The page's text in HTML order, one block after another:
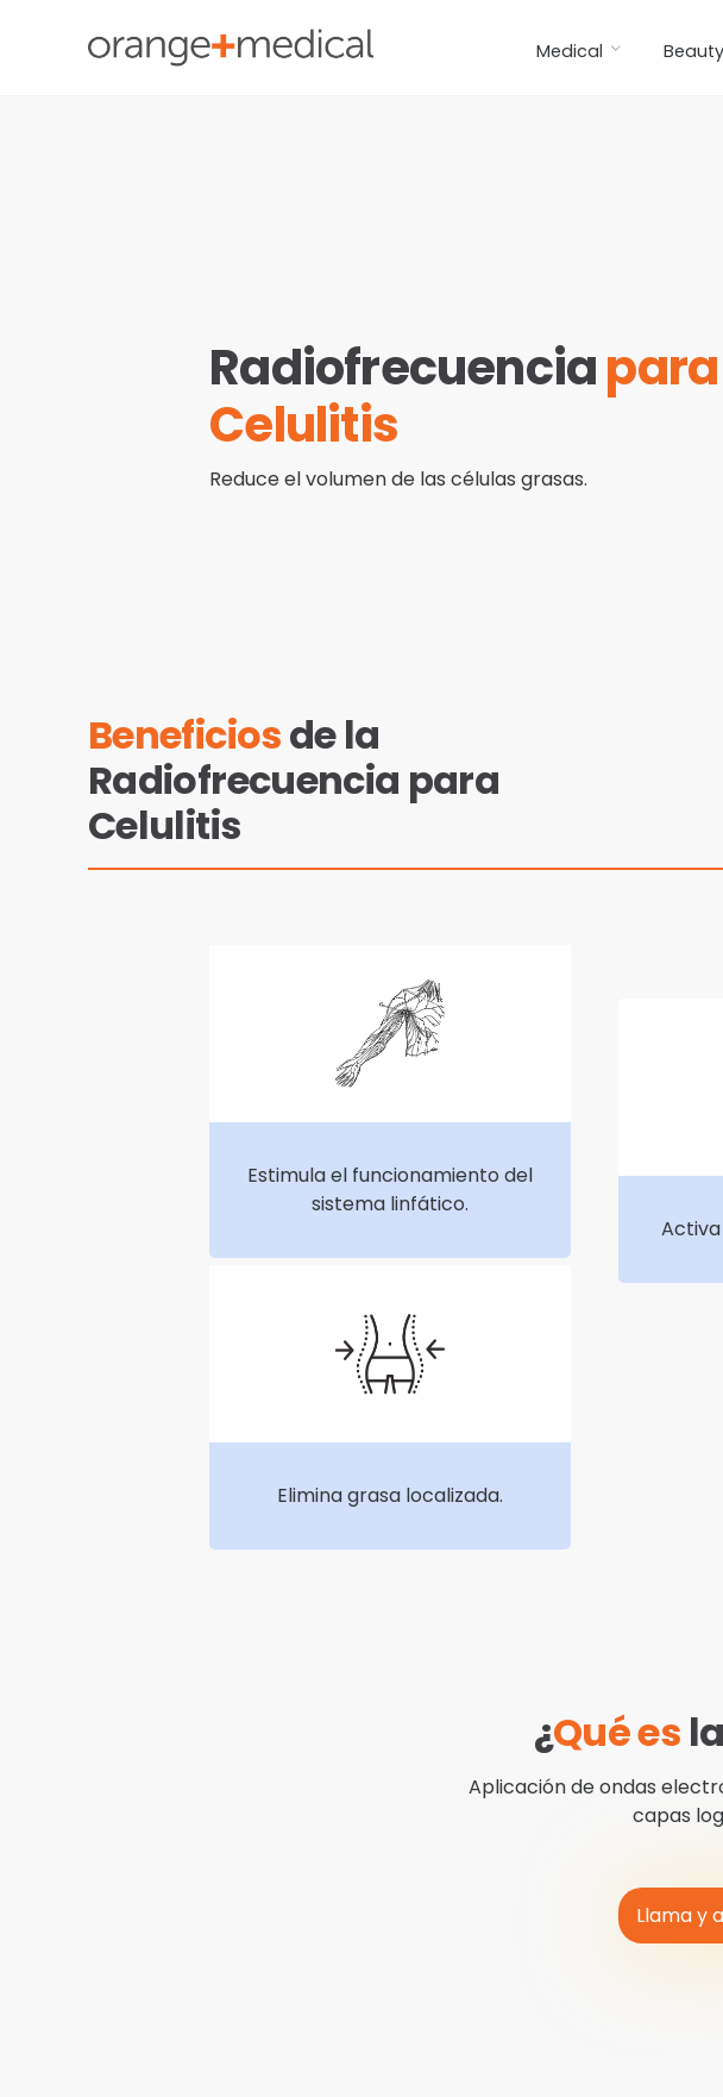
Medical Beauty
Radiofrecuenciapara
Celulitis
Reduce el volumen de las células grasas.
Beneficiosde la
Radiofrecuencia para
Celulitis
Estimula el funcionamiento del
sistema linfático.
Elimina grasa localizada.
¿Qué es
Aplicación de ondas
capas
Llama y